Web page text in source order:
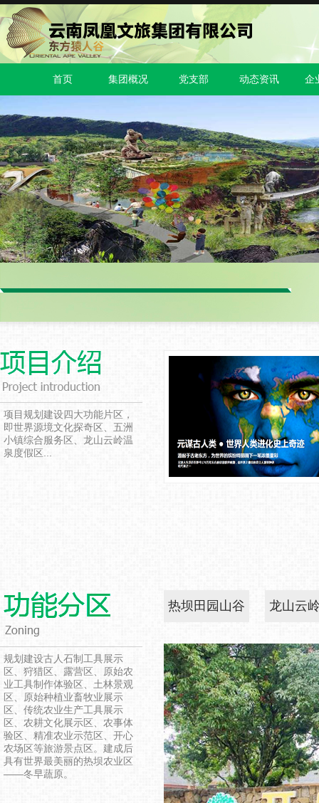
首页 集团概况 党支部 动态资讯 企
项目规划建设四大功能片区，
即世界源境文化探奇区、五洲
小镇综合服务区、龙山云岭温
泉度假区...
规划建设古人石制工具展示
区、狩猎区、露营区、原始农
业工具制作体验区、土林景观
区、原始种植业畜牧业展示
区、传统农业生产工具展示
区、农耕文化展示区、农事体
验区、精准农业示范区、开心
农场区等旅游景点区。建成后
具有世界最美丽的热坝农业区
——冬早蔬原。
热坝田园山谷 龙山云